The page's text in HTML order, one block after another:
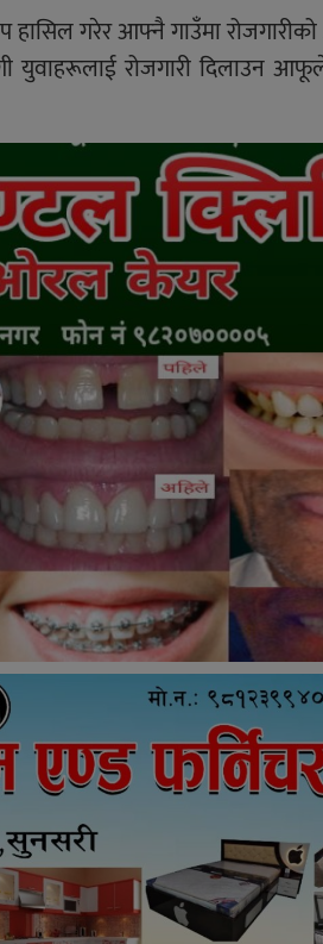
गरेर आफ्नै गाउँमा रोजगारीको
युवाहरूलाई रोजगारी दिलाउन